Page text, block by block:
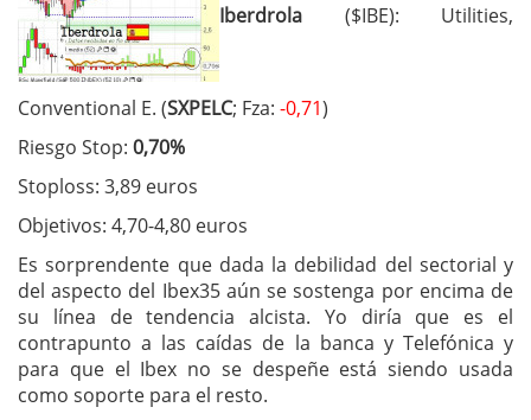
Iberdrola ($IBE): Utilities,
Conventional E. (SXPELC; Fza: -0,71)
Riesgo Stop: 0,70%
Stoploss: 3,89 euros
Objetivos: 4,70-4,80 euros
Es sorprendente que dada la debilidad del sectorial y
del aspecto del Ibex35 aún se sostenga por encima de
su línea de tendencia alcista. Yo diría que es el
contrapunto a las caídas de la banca y Telefónica y
para que el Ibex no se despeñe está siendo usada
como soporte para el resto.